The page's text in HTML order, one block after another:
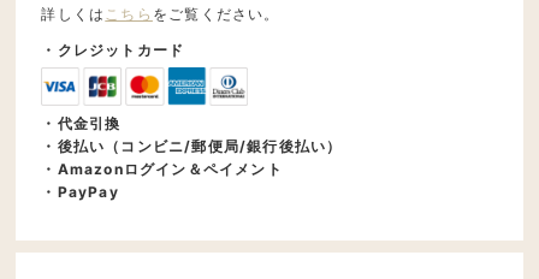
詳しくは こちら をご覧ください。
・クレジットカード
・代金引換
・後払い（コンビニ/郵便局/銀行後払い）
・Amazonログイン＆ペイメント
・PayPay